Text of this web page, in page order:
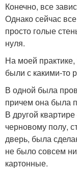
Конечно, все
Однако сейчас
просто голые
нуля.
На моей практике,
были с какими-то
В одной была
причем она была
В другой
черновому полу,
дверь, была
не было совсем
картонные.